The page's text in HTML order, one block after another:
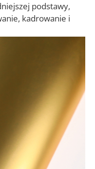
podstawy,
kadrowanie i